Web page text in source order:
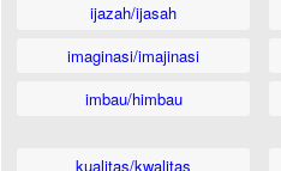
ijazah/ijasah
imaginasi/imajinasi
imbau/himbau
kualitas/kwalitas